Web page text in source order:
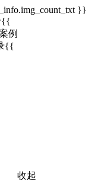
}}
{{
例
{{
收起